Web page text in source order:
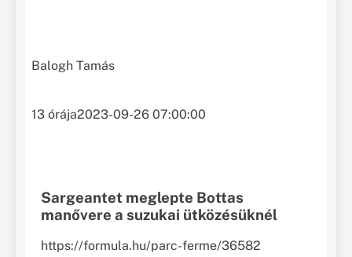
Balogh Tamás
13 órája2023-09-26 07:00:00
Sargeantet meglepte Bottas
manővere a suzukai ütközésüknél
https://formula.hu/parc-ferme/36582